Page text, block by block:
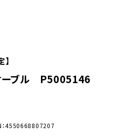
ーブル P5005146
：4550668807207